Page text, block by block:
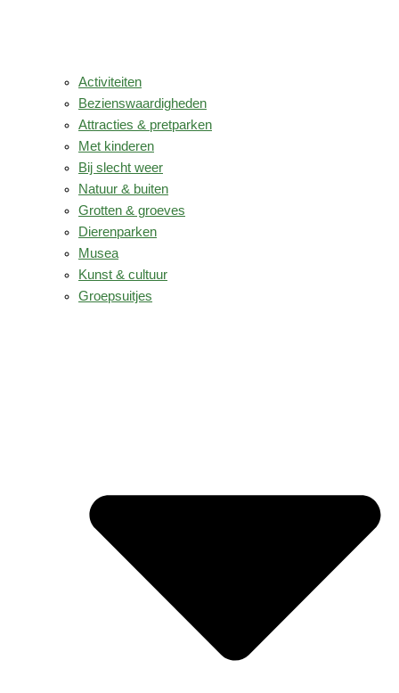
Activiteiten
Bezienswaardigheden
Attracties & pretparken
Met kinderen
Bij slecht weer
Natuur & buiten
Grotten & groeves
Dierenparken
Musea
Kunst & cultuur
Groepsuitjes